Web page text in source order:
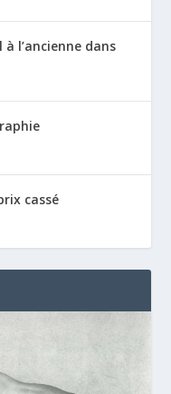
l’ancienne dans
cassé